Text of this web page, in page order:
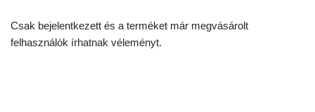
Csak bejelentkezett és a terméket már megvásárolt
felhasználók írhatnak véleményt.